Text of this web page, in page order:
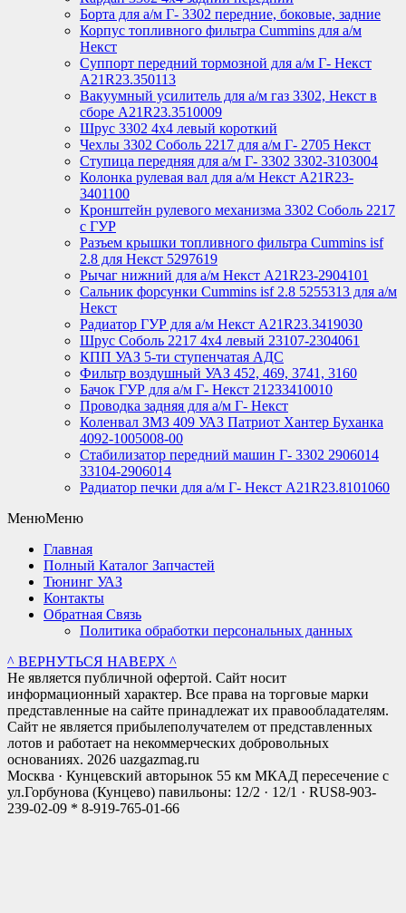
Борта для а/м Г- 3302 передние, боковые, задние
Корпус топливного фильтра Cummins для а/м
Некст
Суппорт передний тормозной для а/м Г- Некст
А21R23.350113
Вакуумный усилитель для а/м газ 3302, Некст в
сборе A21R23.3510009
Шрус 3302 4х4 левый короткий
Чехлы 3302 Соболь 2217 для а/м Г- 2705 Некст
Ступица передняя для а/м Г- 3302 3302-3103004
Колонка рулевая вал для а/м Некст A21R23-
3401100
Кронштейн рулевого механизма 3302 Соболь 2217
с ГУР
Разъем крышки топливного фильтра Cummins isf
2.8 для Некст 5297619
Рычаг нижний для а/м Некст А21R23-2904101
Сальник форсунки Cummins isf 2.8 5255313 для а/м
Некст
Радиатор ГУР для а/м Некст A21R23.3419030
Шрус Соболь 2217 4х4 левый 23107-2304061
КПП УАЗ 5-ти ступенчатая АДС
Фильтр воздушный УАЗ 452, 469, 3741, 3160
Бачок ГУР для а/м Г- Некст 21233410010
Проводка задняя для а/м Г- Некст
Коленвал ЗМЗ 409 УАЗ Патриот Хантер Буханка
4092-1005008-00
Стабилизатор передний машин Г- 3302 2906014
33104-2906014
Радиатор печки для а/м Г- Некст А21R23.8101060
МенюМеню
Главная
Полный Каталог Запчастей
Тюнинг УАЗ
Контакты
Обратная Связь
Политика обработки персональных данных
^ ВЕРНУТЬСЯ НАВЕРХ ^
Не является публичной офертой. Сайт носит
информационный характер. Все права на торговые марки
представленные на сайте принадлежат их правообладателям.
Сайт не является прибылеполучателем от представленных
лотов и работает на некоммерческих добровольных
основаниях. 2026 uazgazmag.ru
Москва · Кунцевский авторынок 55 км МКАД пересечение с
ул.Горбунова (Кунцево) павильоны: 12/2 · 12/1 · RUS8-903-
239-02-09 * 8-919-765-01-66